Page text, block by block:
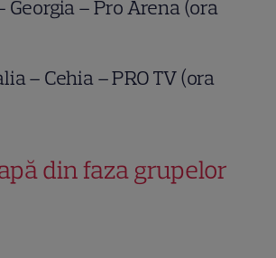
Georgia – Pro Arena (ora
– Cehia – PRO TV (ora
din faza grupelor